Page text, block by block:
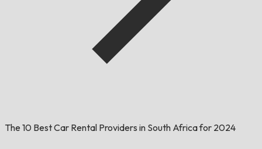
The 10 Best Car Rental Providers in South Africa for 2024